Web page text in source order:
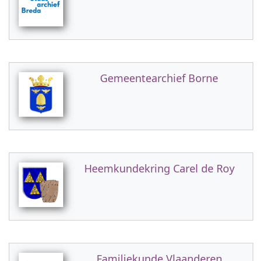
Gemeentearchief Borne
Heemkundekring Carel de Roy